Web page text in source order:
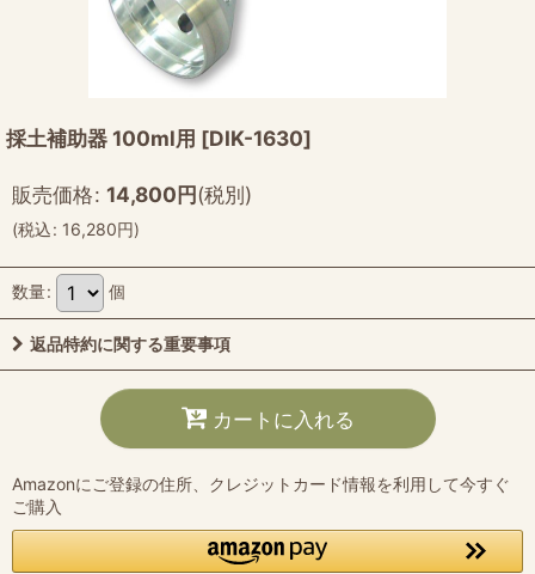
採土補助器 100ml用 [DIK-1630]
販売価格: 14,800円(税別)
(税込: 16,280円)
数量: 個
返品特約に関する重要事項
カートに入れる
Amazonにご登録の住所、クレジットカード情報を利用して今すぐ
ご購入